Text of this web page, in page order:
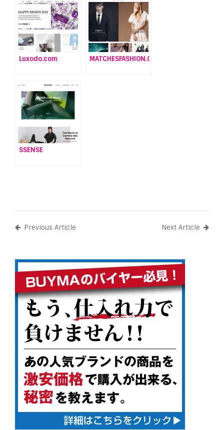
Luxodo.com MATCHESFASHION.COM
SSENSE
Previous Article Next Article